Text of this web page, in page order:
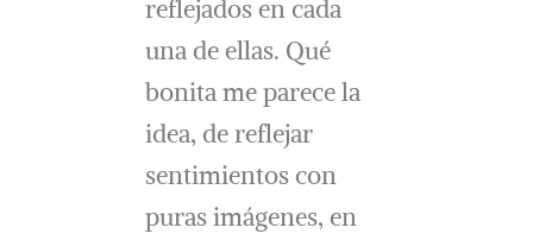
reflejados en cada
una de ellas. Qué
bonita me parece la
idea, de reflejar
sentimientos con
puras imágenes, en